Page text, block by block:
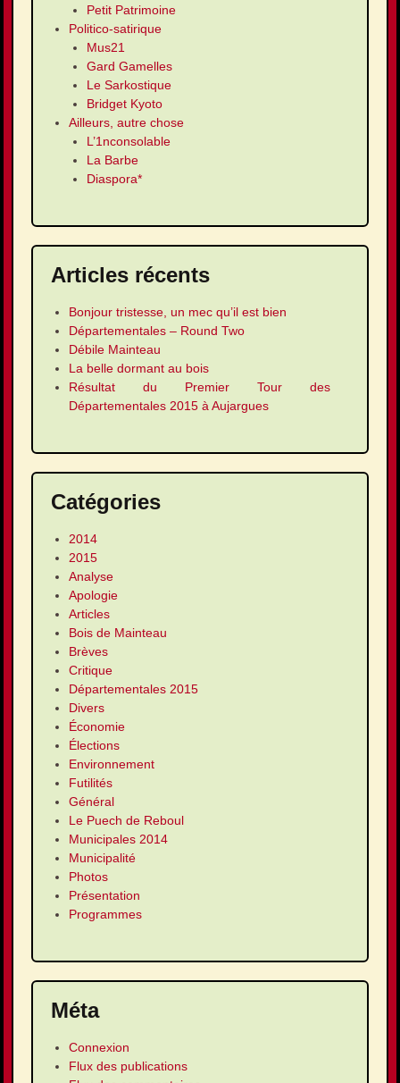
Petit Patrimoine
Politico-satirique
Mus21
Gard Gamelles
Le Sarkostique
Bridget Kyoto
Ailleurs, autre chose
L’1nconsolable
La Barbe
Diaspora*
Articles récents
Bonjour tristesse, un mec qu’il est bien
Départementales – Round Two
Débile Mainteau
La belle dormant au bois
Résultat du Premier Tour des
Départementales 2015 à Aujargues
Catégories
2014
2015
Analyse
Apologie
Articles
Bois de Mainteau
Brèves
Critique
Départementales 2015
Divers
Économie
Élections
Environnement
Futilités
Général
Le Puech de Reboul
Municipales 2014
Municipalité
Photos
Présentation
Programmes
Méta
Connexion
Flux des publications